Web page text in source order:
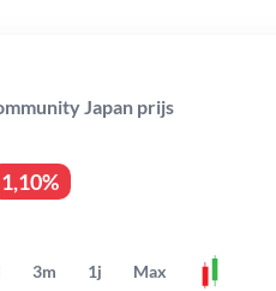
Japan prijs
1,10%
3m 1j Max